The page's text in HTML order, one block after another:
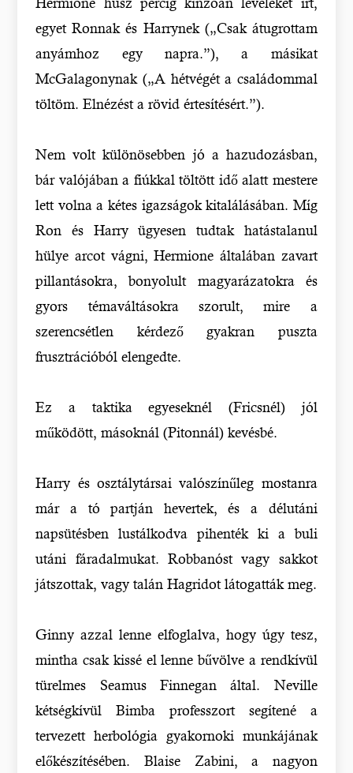
egyet Ronnak és Harrynek („Csak átugrottam
anyámhoz egy napra.”), a másikat
McGalagonynak („A hétvégét a családommal
töltöm. Elnézést a rövid értesítésért.”).
Nem volt különösebben jó a hazudozásban,
bár valójában a fiúkkal töltött idő alatt mestere
lett volna a kétes igazságok kitalálásában. Míg
Ron és Harry ügyesen tudtak hatástalanul
hülye arcot vágni, Hermione általában zavart
pillantásokra, bonyolult magyarázatokra és
gyors témaváltásokra szorult, mire a
szerencsétlen kérdező gyakran puszta
frusztrációból elengedte.
Ez a taktika egyeseknél (Fricsnél) jól
működött, másoknál (Pitonnál) kevésbé.
Harry és osztálytársai valószínűleg mostanra
már a tó partján hevertek, és a délutáni
napsütésben lustálkodva pihenték ki a buli
utáni fáradalmukat. Robbanóst vagy sakkot
játszottak, vagy talán Hagridot látogatták meg.
Ginny azzal lenne elfoglalva, hogy úgy tesz,
mintha csak kissé el lenne bűvölve a rendkívül
türelmes Seamus Finnegan által. Neville
kétségkívül Bimba professzort segítené a
tervezett herbológia gyakornoki munkájának
előkészítésében. Blaise Zabini, a nagyon